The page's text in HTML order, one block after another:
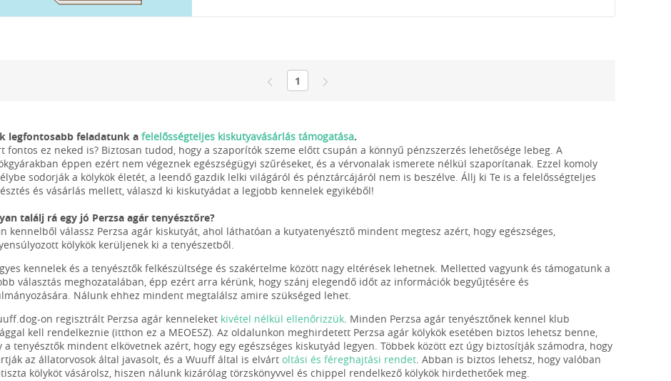
1
legfontosabb feladatunk a felelősségteljes kiskutyavásárlás támogatása.
fontos ez neked is? Biztosan tudod, hogy a szaporítók szeme előtt csupán a könnyű pénzszerzés lehetősége lebeg. A
éppen ezért nem végeznek egészségügyi szűréseket, és a vérvonalak ismerete nélkül szaporítanak. Ezzel komoly
sodorják a kölykök életét, a leendő gazdik lelki világáról és pénztárcájáról nem is beszélve. Állj ki Te is a felelősségteljes
és vásárlás mellett, válaszd ki kiskutyádat a legjobb kennelek egyikéből!
találj rá egy jó Perzsa agár tenyésztőre?
kennelből válassz Perzsa agár kiskutyát, ahol láthatóan a kutyatenyésztő mindent megtesz azért, hogy egészséges,
kölykök kerüljenek ki a tenyészetből.
kennelek és a tenyésztők felkészültsége és szakértelme között nagy eltérések lehetnek. Melletted vagyunk és támogatunk a
választás meghozatalában, épp ezért arra kérünk, hogy szánj elegendő időt az információk begyűjtésére és
Nálunk ehhez mindent megtalálsz amire szükséged lehet.
on regisztrált Perzsa agár kenneleket kivétel nélkül ellenőrizzük. Minden Perzsa agár tenyésztőnek kennel klub
kell rendelkeznie (itthon ez a MEOESZ). Az oldalunkon meghirdetett Perzsa agár kölykök esetében biztos lehetsz benne,
a tenyésztők mindent elkövetnek azért, hogy egy egészséges kiskutyád legyen. Többek között ezt úgy biztosítják számodra, hogy
az állatorvosok által javasolt, és a Wuuff által is elvárt oltási és féreghajtási rendet. Abban is biztos lehetsz, hogy valóban
kölyköt vásárolsz, hiszen nálunk kizárólag törzskönyvvel és chippel rendelkező kölykök hirdethetőek meg.